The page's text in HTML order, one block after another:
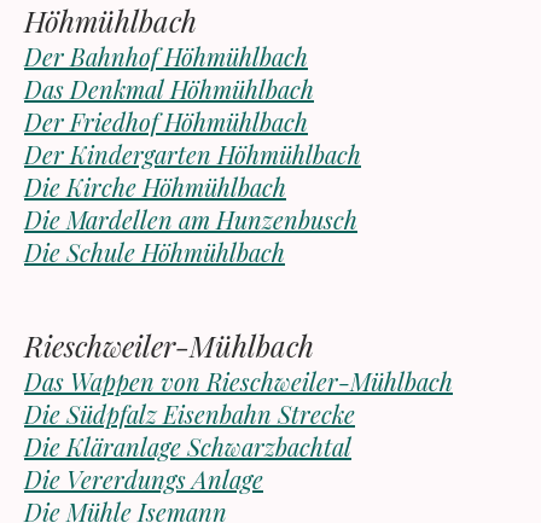
Höhmühlbach
Der Bahnhof Höhmühlbach
Das Denkmal Höhmühlbach
Der Friedhof Höhmühlbach
Der Kindergarten Höhmühlbach
Die Kirche Höhmühlbach
Die Mardellen am Hunzenbusch
Die Schule Höhmühlbach
Rieschweiler-Mühlbach
Das Wappen von Rieschweiler-Mühlbach
Die Südpfalz Eisenbahn Strecke
Die Kläranlage Schwarzbachtal
Die Vererdungs Anlage
Die Mühle Isemann